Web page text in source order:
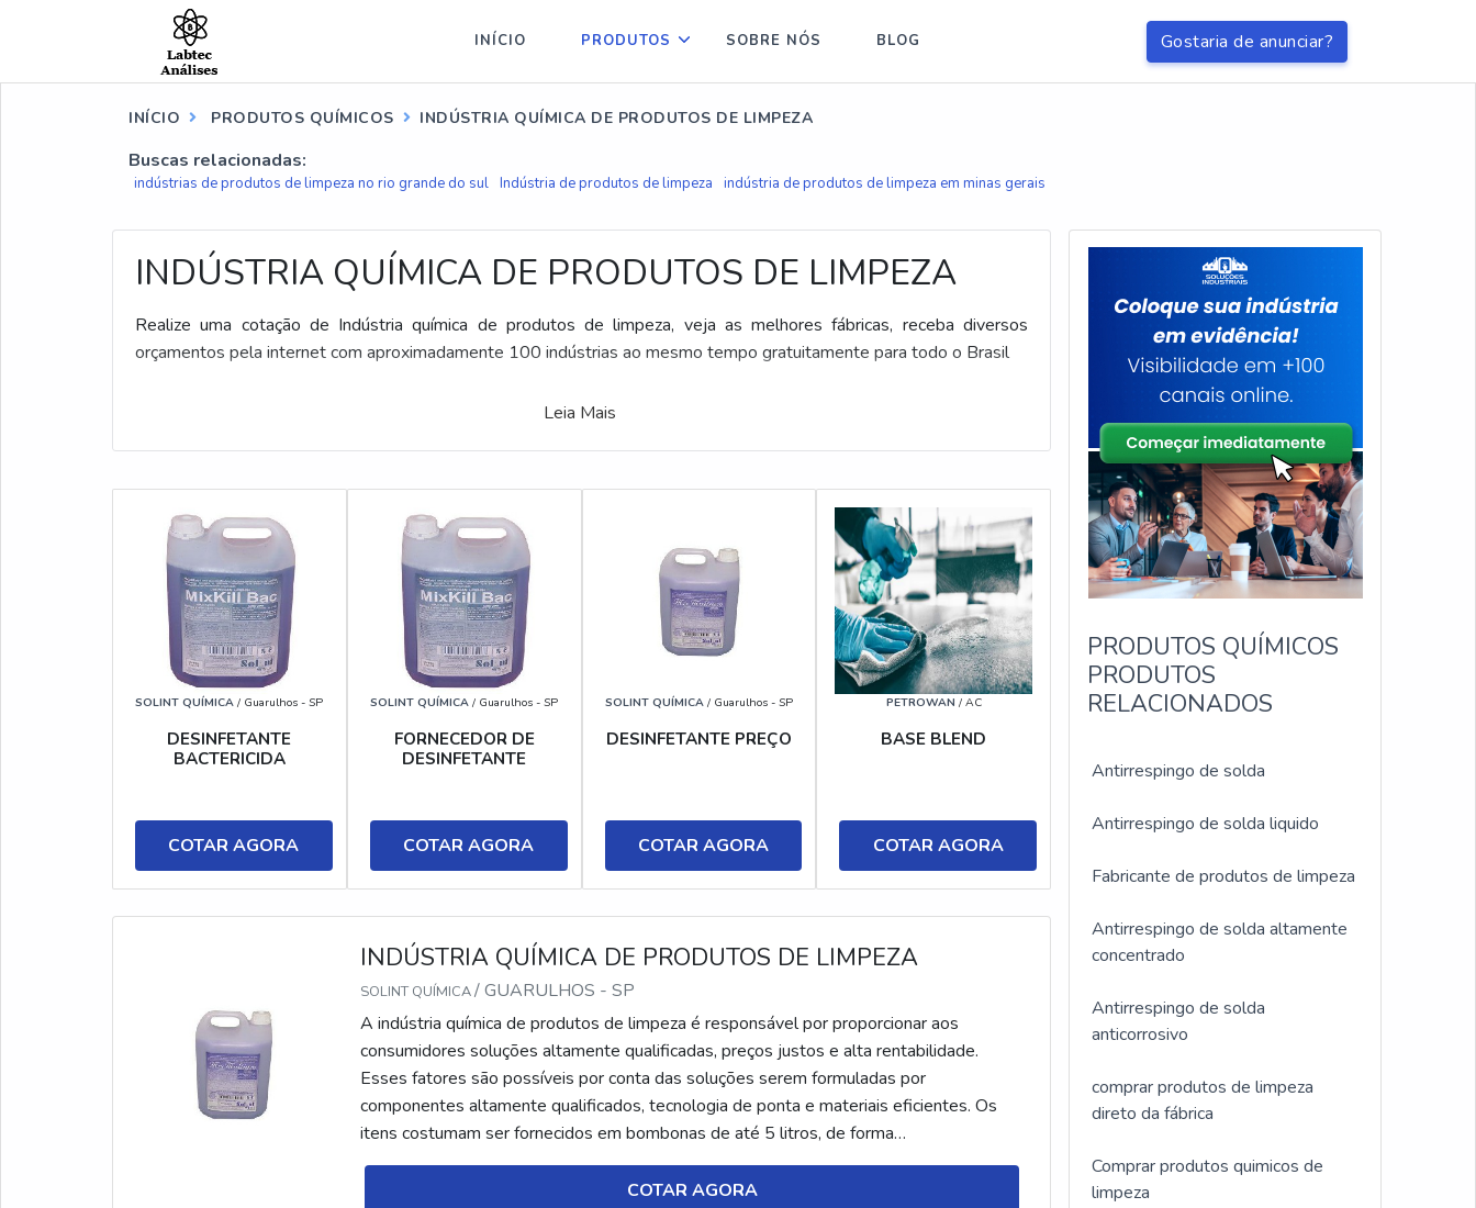
Gostaria de anunciar?
INÍCIO PRODUTOS SOBRE NÓS BLOG
INÍCIO PRODUTOS QUÍMICOS INDÚSTRIA QUÍMICA DE PRODUTOS DE LIMPEZA
Buscas relacionadas:
indústrias de produtos de limpeza no rio grande do sul Indústria de produtos de limpeza indústria de produtos de limpeza em minas gerais
INDÚSTRIA QUÍMICA DE PRODUTOS DE LIMPEZA
Realize uma cotação de Indústria química de produtos de limpeza, veja as melhores fábricas, receba diversos
orçamentos pela internet com aproximadamente 100 indústrias ao mesmo tempo gratuitamente para todo o Brasil
Leia Mais
SOLINT QUÍMICA / Guarulhos - SP
DESINFETANTE
BACTERICIDA
COTAR AGORA
SOLINT QUÍMICA / Guarulhos - SP
FORNECEDOR DE
DESINFETANTE
COTAR AGORA
SOLINT QUÍMICA/ Guarulhos - SP
DESINFETANTE PREÇO
COTAR AGORA
PETROWAN / AC
BASE BLEND
COTAR AGORA
INDÚSTRIA QUÍMICA DE PRODUTOS DE LIMPEZA
SOLINT QUÍMICA/ GUARULHOS - SP
A indústria química de produtos de limpeza é responsável por proporcionar aos
consumidores soluções altamente qualificadas, preços justos e alta rentabilidade.
Esses fatores são possíveis por conta das soluções serem formuladas por
componentes altamente qualificados, tecnologia de ponta e materiais eficientes. Os
itens costumam ser fornecidos em bombonas de até 5 litros, de forma
econômica.Além do mais, eles podem conter diferentes func...
COTAR AGORA
PRODUTOS QUÍMICOS
PRODUTOS
RELACIONADOS
Antirrespingo de solda
Antirrespingo de solda liquido
Fabricante de produtos de limpeza
Antirrespingo de solda altamente
concentrado
Antirrespingo de solda
anticorrosivo
comprar produtos de limpeza
direto da fábrica
Comprar produtos quimicos de
limpeza